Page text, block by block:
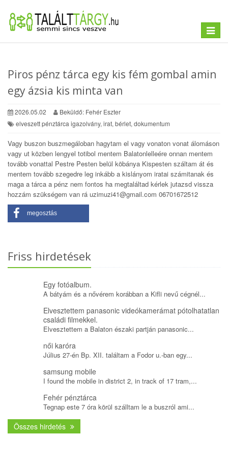
Toggle
Piros pénz tárca egy kis fém gombal amin
egy ázsia kis minta van
2026.05.02
Beküldő: Fehér Eszter
elveszett pénztárca igazolvány, irat, bérlet, dokumentum
Vagy buszon buszmegáloban hagytam el vagy vonaton vonat álomáson
vagy ut közben lengyel totibol mentem Balatonlelleére onnan mentem
tovább vonattal Pestre Pesten belül köbánya Kispesten száltam át és
mentem tovább szegedre leg inkább a kislányom iratai számitanak és
maga a tárca a pénz nem fontos ha megtaláltad kérlek jutazsd vissza
hozzám szükségem van rá uzimuzi41@gmail.com 06701672512
megosztás
Friss hirdetések
Egy fotóalbum.
A bátyám és a nővérem korábban a Kifli nevű cégnél...
Elvesztettem panasonic videókamerámat pótolhatatlan
családi filmekkel.
Elvesztettem a Balaton északi partján panasonic...
női karóra
Július 27-én Bp. XII. találtam a Fodor u.-ban egy...
samsung mobile
I found the mobile in district 2, in track of 17 tram,...
Fehér pénztárca
Tegnap este 7 óra körül szálltam le a buszról ami...
Összes hirdetés